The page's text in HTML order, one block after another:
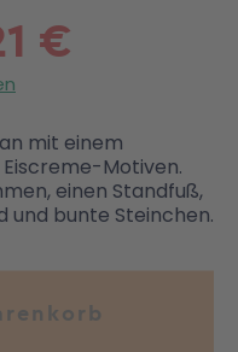
€
mit einem
Motiven.
einen Standfuß,
und bunte Steinchen.